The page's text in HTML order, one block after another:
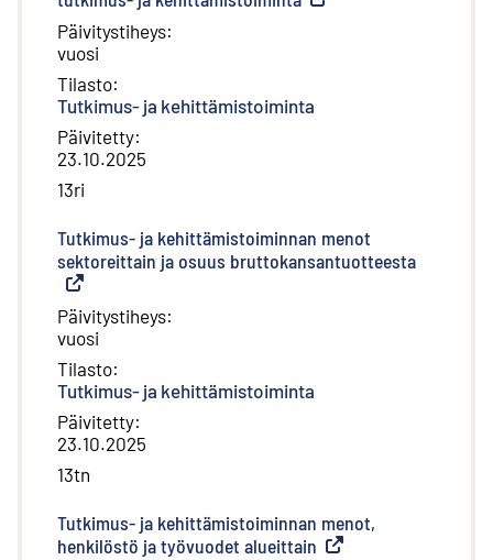
Päivitystiheys:
vuosi
Tilasto:
Tutkimus- ja kehittämistoiminta
Päivitetty:
23.10.2025
13ri
Tutkimus- ja kehittämistoiminnan menot
sektoreittain ja osuus bruttokansantuotteesta
Päivitystiheys:
vuosi
Tilasto:
Tutkimus- ja kehittämistoiminta
Päivitetty:
23.10.2025
13tn
Tutkimus- ja kehittämistoiminnan menot,
henkilöstö ja työvuodet alueittain Ulkoinen linkki